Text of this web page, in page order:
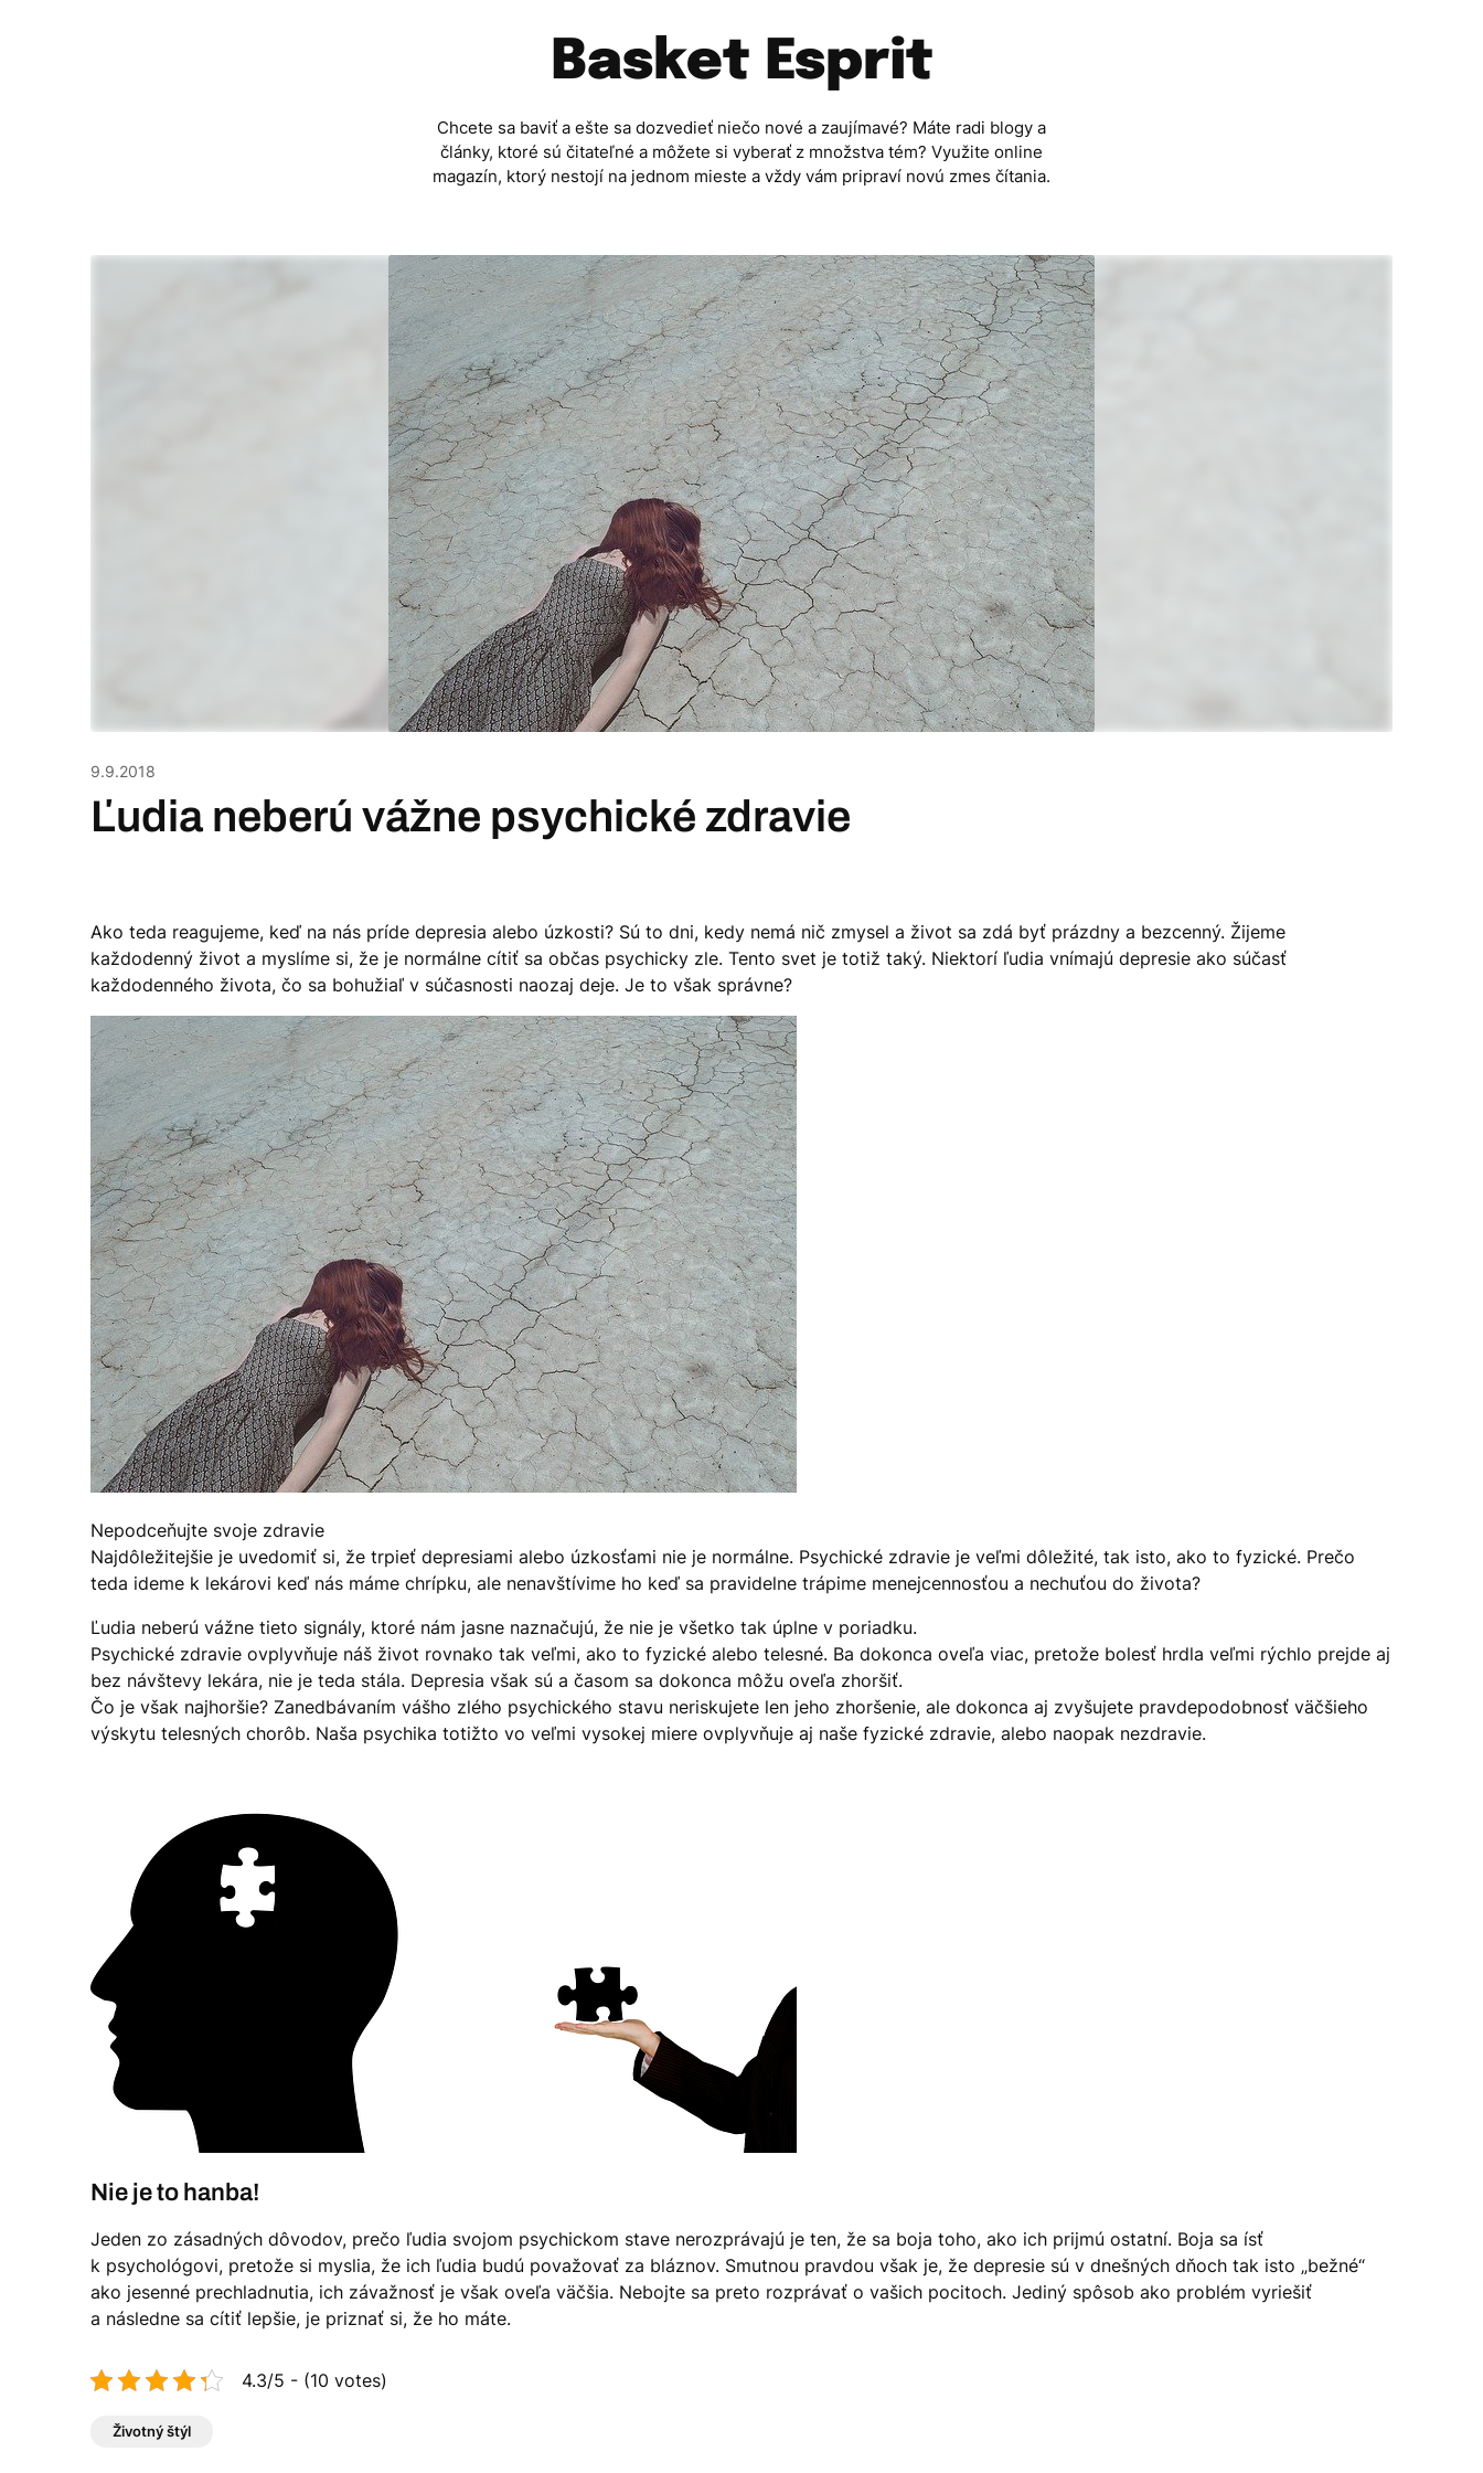
Basket Esprit
Chcete sa baviť a ešte sa dozvedieť niečo nové a zaujímavé? Máte radi blogy a
články, ktoré sú čitateľné a môžete si vyberať z množstva tém? Využite online
magazín, ktorý nestojí na jednom mieste a vždy vám pripraví novú zmes čítania.
9.9.2018
Ľudia neberú vážne psychické zdravie
Ako teda reagujeme, keď na nás príde depresia alebo úzkosti? Sú to dni, kedy nemá nič zmysel a život sa zdá byť prázdny a bezcenný. Žijeme
každodenný život a myslíme si, že je normálne cítiť sa občas psychicky zle. Tento svet je totiž taký. Niektorí ľudia vnímajú depresie ako súčasť
každodenného života, čo sa bohužiaľ v súčasnosti naozaj deje. Je to však správne?
Nepodceňujte svoje zdravie
Najdôležitejšie je uvedomiť si, že trpieť depresiami alebo úzkosťami nie je normálne. Psychické zdravie je veľmi dôležité, tak isto, ako to fyzické. Prečo
teda ideme k lekárovi keď nás máme chrípku, ale nenavštívime ho keď sa pravidelne trápime menejcennosťou a nechuťou do života?
Ľudia neberú vážne tieto signály, ktoré nám jasne naznačujú, že nie je všetko tak úplne v poriadku.
Psychické zdravie ovplyvňuje náš život rovnako tak veľmi, ako to fyzické alebo telesné. Ba dokonca oveľa viac, pretože bolesť hrdla veľmi rýchlo prejde aj
bez návštevy lekára, nie je teda stála. Depresia však sú a časom sa dokonca môžu oveľa zhoršiť.
Čo je však najhoršie? Zanedbávaním vášho zlého psychického stavu neriskujete len jeho zhoršenie, ale dokonca aj zvyšujete pravdepodobnosť väčšieho
výskytu telesných chorôb. Naša psychika totižto vo veľmi vysokej miere ovplyvňuje aj naše fyzické zdravie, alebo naopak nezdravie.
Nie je to hanba!
Jeden zo zásadných dôvodov, prečo ľudia svojom psychickom stave nerozprávajú je ten, že sa boja toho, ako ich prijmú ostatní. Boja sa ísť
k psychológovi, pretože si myslia, že ich ľudia budú považovať za bláznov. Smutnou pravdou však je, že depresie sú v dnešných dňoch tak isto „bežné“
ako jesenné prechladnutia, ich závažnosť je však oveľa väčšia. Nebojte sa preto rozprávať o vašich pocitoch. Jediný spôsob ako problém vyriešiť
a následne sa cítiť lepšie, je priznať si, že ho máte.
4.3/5 - (10 votes)
Životný štýl